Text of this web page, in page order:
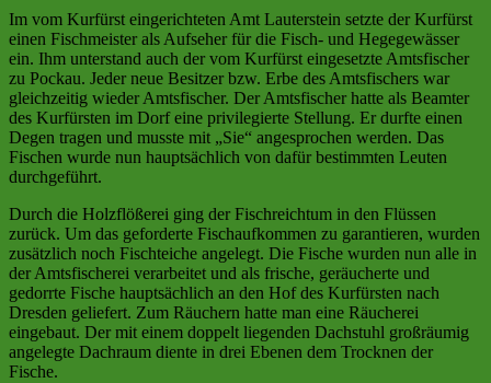
Im vom Kurfürst eingerichteten Amt Lauterstein setzte der Kurfürst
einen Fischmeister als Aufseher für die Fisch- und Hegegewässer
ein. Ihm unterstand auch der vom Kurfürst eingesetzte Amtsfischer
zu Pockau. Jeder neue Besitzer bzw. Erbe des Amtsfischers war
gleichzeitig wieder Amtsfischer. Der Amtsfischer hatte als Beamter
des Kurfürsten im Dorf eine privilegierte Stellung. Er durfte einen
Degen tragen und musste mit „Sie“ angesprochen werden. Das
Fischen wurde nun hauptsächlich von dafür bestimmten Leuten
durchgeführt.
Durch die Holzflößerei ging der Fischreichtum in den Flüssen
zurück. Um das geforderte Fischaufkommen zu garantieren, wurden
zusätzlich noch Fischteiche angelegt. Die Fische wurden nun alle in
der Amtsfischerei verarbeitet und als frische, geräucherte und
gedorrte Fische hauptsächlich an den Hof des Kurfürsten nach
Dresden geliefert. Zum Räuchern hatte man eine Räucherei
eingebaut. Der mit einem doppelt liegenden Dachstuhl großräumig
angelegte Dachraum diente in drei Ebenen dem Trocknen der
Fische.